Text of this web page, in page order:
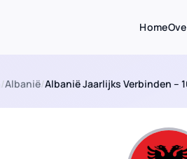
Home
/Albanië/Albanië Jaarlijks Verbinden –